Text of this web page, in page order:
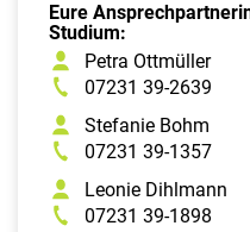
Eure
Studium:
Petra Ottmüller
07231 39-2639
Stefanie Bohm
07231 39-1357
Leonie Dihlmann
07231 39-1898